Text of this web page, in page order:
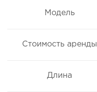
Модель
Стоимость аренды
Длина